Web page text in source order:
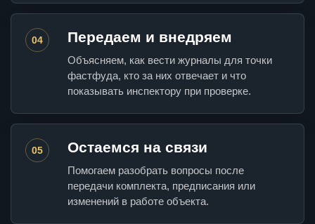
04 Передаем и внедряем
Объясняем, как вести журналы для точки
фастфуда, кто за них отвечает и что
показывать инспектору при проверке.
05 Остаемся на связи
Помогаем разобрать вопросы после
передачи комплекта, предписания или
изменений в работе объекта.